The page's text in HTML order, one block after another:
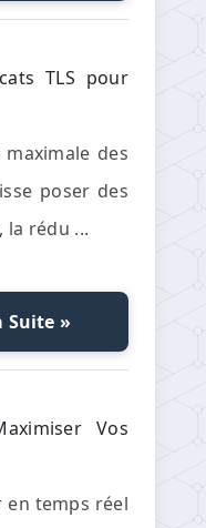
TLS pour
des
poser des
rédu ...
Suite »
Vos
en temps réel